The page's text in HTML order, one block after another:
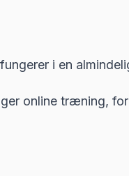
i en
online træning,